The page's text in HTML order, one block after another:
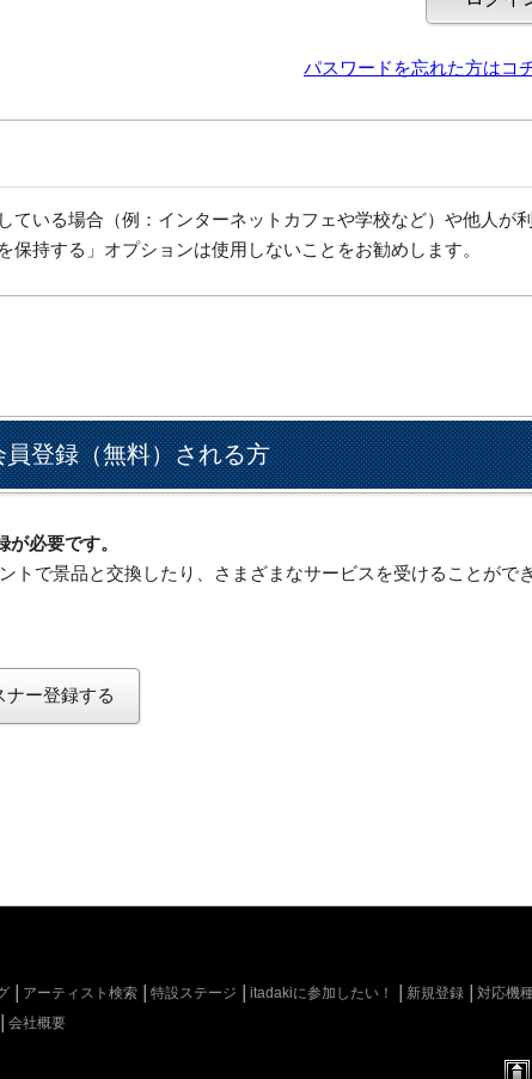
パスワードを忘れた方はコ
いる場合（例：インターネットカフェや学校など）や他人が利
持する」オプションは使用しないことをお勧めします。
登録（無料）される方
必要です。
で景品と交換したり、さまざまなサービスを受けることがで
ナー登録する
アーティスト検索 特設ステージ itadakiに参加したい！ 新規登録 対応機
会社概要